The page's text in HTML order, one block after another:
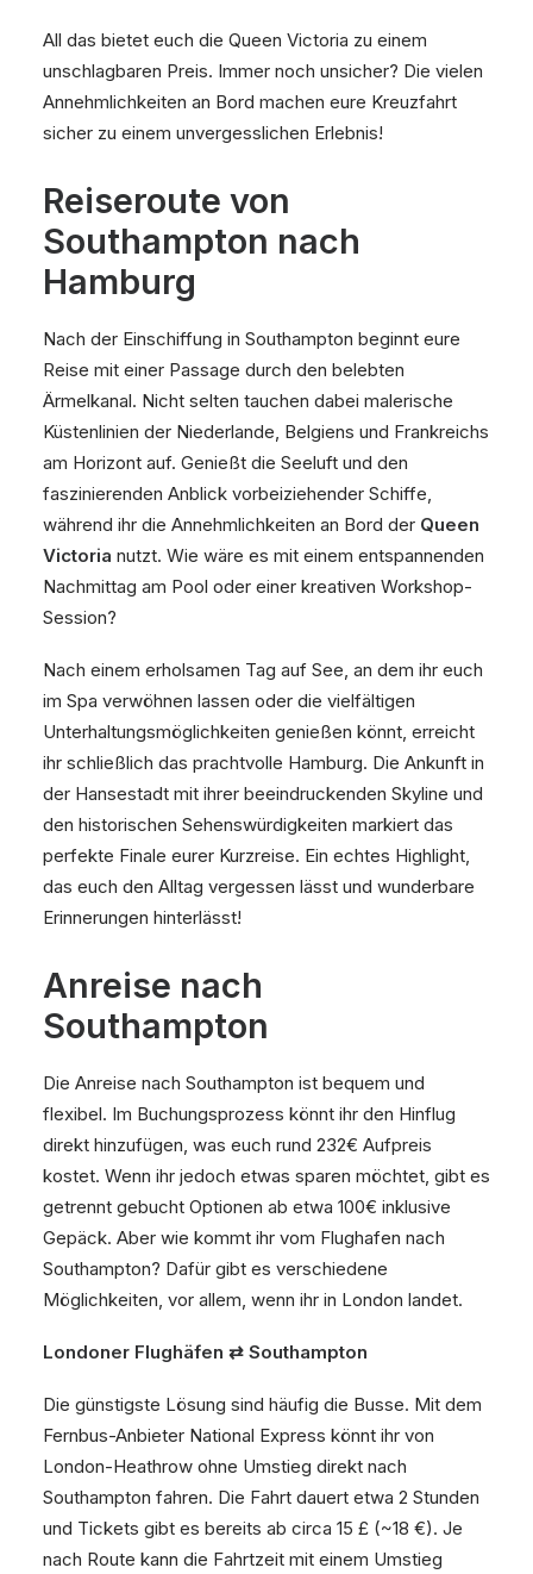
All das bietet euch die Queen Victoria zu einem
unschlagbaren Preis. Immer noch unsicher? Die vielen
Annehmlichkeiten an Bord machen eure Kreuzfahrt
sicher zu einem unvergesslichen Erlebnis!
Reiseroute von
Southampton nach
Hamburg
Nach der Einschiffung in Southampton beginnt eure
Reise mit einer Passage durch den belebten
Ärmelkanal. Nicht selten tauchen dabei malerische
Küstenlinien der Niederlande, Belgiens und Frankreichs
am Horizont auf. Genießt die Seeluft und den
faszinierenden Anblick vorbeiziehender Schiffe,
während ihr die Annehmlichkeiten an Bord der Queen
Victoria nutzt. Wie wäre es mit einem entspannenden
Nachmittag am Pool oder einer kreativen Workshop-
Session?
Nach einem erholsamen Tag auf See, an dem ihr euch
im Spa verwöhnen lassen oder die vielfältigen
Unterhaltungsmöglichkeiten genießen könnt, erreicht
ihr schließlich das prachtvolle Hamburg. Die Ankunft in
der Hansestadt mit ihrer beeindruckenden Skyline und
den historischen Sehenswürdigkeiten markiert das
perfekte Finale eurer Kurzreise. Ein echtes Highlight,
das euch den Alltag vergessen lässt und wunderbare
Erinnerungen hinterlässt!
Anreise nach
Southampton
Die Anreise nach Southampton ist bequem und
flexibel. Im Buchungsprozess könnt ihr den Hinflug
direkt hinzufügen, was euch rund 232€ Aufpreis
kostet. Wenn ihr jedoch etwas sparen möchtet, gibt es
getrennt gebucht Optionen ab etwa 100€ inklusive
Gepäck. Aber wie kommt ihr vom Flughafen nach
Southampton? Dafür gibt es verschiedene
Möglichkeiten, vor allem, wenn ihr in London landet.
Londoner Flughäfen ⇄ Southampton
Die günstigste Lösung sind häufig die Busse. Mit dem
Fernbus-Anbieter National Express könnt ihr von
London-Heathrow ohne Umstieg direkt nach
Southampton fahren. Die Fahrt dauert etwa 2 Stunden
und Tickets gibt es bereits ab circa 15 £ (~18 €). Je
nach Route kann die Fahrtzeit mit einem Umstieg